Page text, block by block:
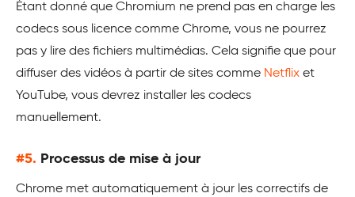
Étant donné que Chromium ne prend pas en charge les
codecs sous licence comme Chrome, vous ne pourrez
pas y lire des fichiers multimédias. Cela signifie que pour
diffuser des vidéos à partir de sites comme Netflix et
YouTube, vous devrez installer les codecs
manuellement.
#5. Processus de mise à jour
Chrome met automatiquement à jour les correctifs de